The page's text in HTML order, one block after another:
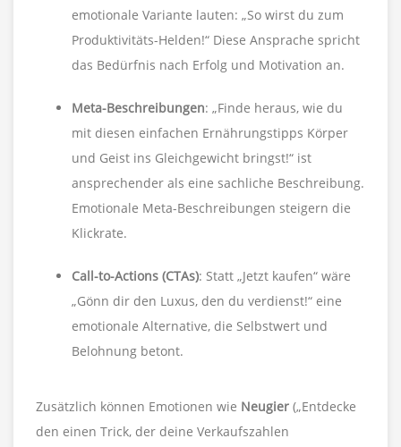
emotionale Variante lauten: „So wirst du zum
Produktivitäts-Helden!“ Diese Ansprache spricht
das Bedürfnis nach Erfolg und Motivation an.
Meta-Beschreibungen: „Finde heraus, wie du
mit diesen einfachen Ernährungstipps Körper
und Geist ins Gleichgewicht bringst!“ ist
ansprechender als eine sachliche Beschreibung.
Emotionale Meta-Beschreibungen steigern die
Klickrate.
Call-to-Actions (CTAs): Statt „Jetzt kaufen“ wäre
„Gönn dir den Luxus, den du verdienst!“ eine
emotionale Alternative, die Selbstwert und
Belohnung betont.
Zusätzlich können Emotionen wie Neugier („Entdecke
den einen Trick, der deine Verkaufszahlen